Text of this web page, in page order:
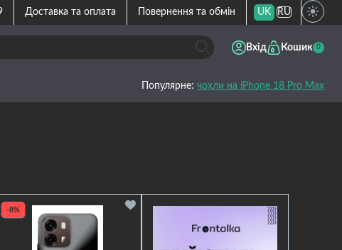
Доставка та оплата Повернення та обмін UK RU
Вхід Кошик 0
Популярне: чохли на iPhone 18 Pro Max
-8%